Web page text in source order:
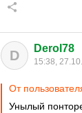
D Derol78
15:38,
От
Унылый